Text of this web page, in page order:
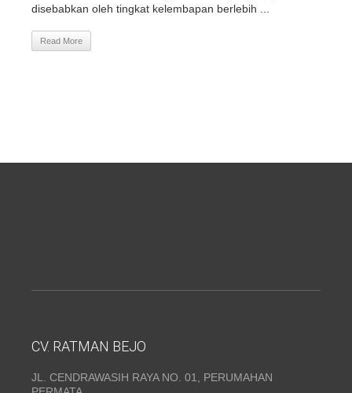
disebabkan oleh tingkat kelembapan berlebih ...
Read More
CV. RATMAN BEJO
JL. CENDRAWASIH RAYA NO. 01, PERUMAHAN